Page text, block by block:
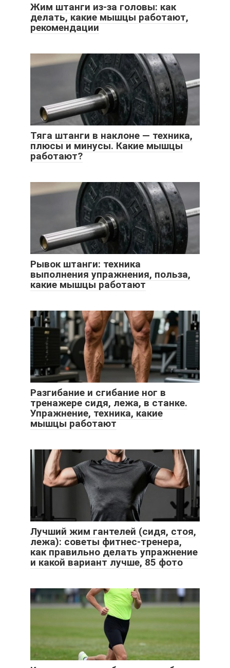
Жим штанги из-за головы: как
делать, какие мышцы работают,
рекомендации
Тяга штанги в наклоне — техника,
плюсы и минусы. Какие мышцы
работают?
Рывок штанги: техника
выполнения упражнения, польза,
какие мышцы работают
Разгибание и сгибание ног в
тренажере сидя, лежа, в станке.
Упражнение, техника, какие
мышцы работают
Лучший жим гантелей (сидя, стоя,
лежа): советы фитнес-тренера,
как правильно делать упражнение
и какой вариант лучше, 85 фото